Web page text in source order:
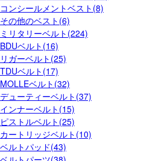
コンシールメントベスト(8)
その他のベスト(6)
ミリタリーベルト(224)
BDUベルト(16)
リガーベルト(25)
TDUベルト(17)
MOLLEベルト(32)
デューティーベルト(37)
インナーベルト(15)
ピストルベルト(25)
カートリッジベルト(10)
ベルトパッド(43)